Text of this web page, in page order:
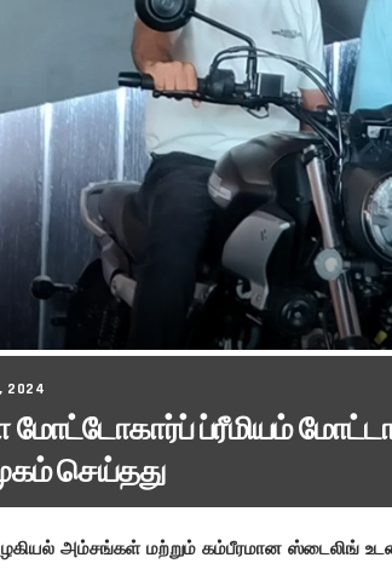
2024
ப்ரீமியம்
செய்தது
அம்சங்கள் மற்றும் கம்பீரமான ஸ்டைலிங்